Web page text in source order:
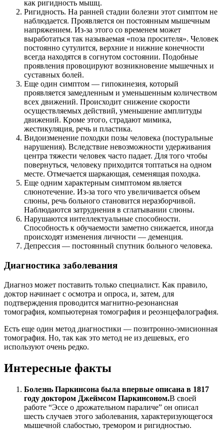
как ригидность мышц.
Ригидность. На ранней стадии болезни этот симптом не
наблюдается. Проявляется он постоянным мышечным
напряжением. Из-за этого со временем может
выработаться так называемая «поза просителя». Человек
постоянно сутулится, верхние и нижние конечности
всегда находятся в согнутом состоянии. Подобные
проявления провоцируют возникновение мышечных и
суставных болей.
Еще один симптом — гипокинезия, который
проявляется замедленным и уменьшенным количеством
всех движений. Происходит снижение скорости
осуществляемых действий, уменьшение амплитуды
движений. Кроме этого, страдают мимика,
жестикуляция, речь и пластика.
Видоизменение походки позы человека (постуральные
нарушения). Вследствие невозможности удерживания
центра тяжести человек часто падает. Для того чтобы
повернуться, человеку приходится топтаться на одном
месте. Отмечается шаркающая, семенящая походка.
Еще одним характерным симптомом является
слюнотечение. Из-за того что увеличивается объем
слюны, речь больного становится неразборчивой.
Наблюдаются затруднения в сглатывании слюны.
Нарушаются интеллектуальные способности.
Способность к обучаемости заметно снижается, иногда
происходят изменения личности — деменция.
Депрессия — постоянный спутник больного человека.
Диагностика заболевания
Диагноз может поставить только специалист. Как правило,
доктор начинает с осмотра и опроса, и, затем, для
подтверждения проводится магнитно-резонансная
томография, компьютерная томография и реоэнцефалография.
Есть еще один метод диагностики — позитронно-эмисионная
томография. Но, так как это метод не из дешевых, его
используют очень редко.
Интересные факты
Болезнь Паркинсона была впервые описана в 1817
году доктором Джеймсом Паркинсоном.В своей
работе “Эссе о дрожательном параличе” он описал
шесть случаев этого заболевания, характеризующегося
мышечной слабостью, тремором и ригидностью.